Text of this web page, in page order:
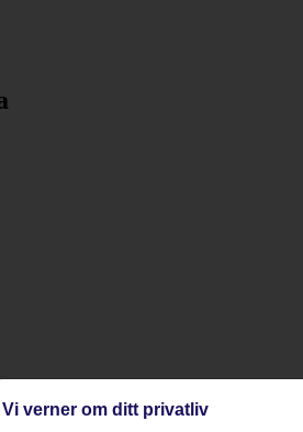
Vi verner om ditt privatliv